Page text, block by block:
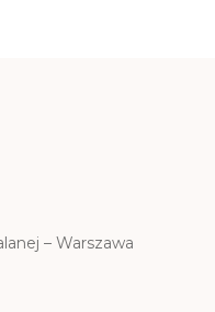
– Warszawa